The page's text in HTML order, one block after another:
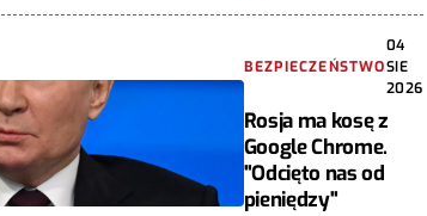
BEZPIECZEŃSTWO
04
SIE
2026
Rosja ma kosę z
Google Chrome.
"Odcięto nas od
pieniędzy"